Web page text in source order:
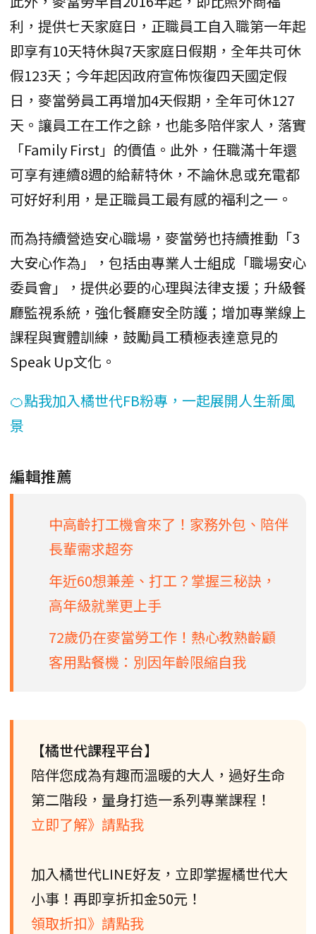
利，提供七天家庭日，正職員工自入職第一年起
即享有10天特休與7天家庭日假期，全年共可休
假123天；今年起因政府宣佈恢復四天國定假
日，麥當勞員工再增加4天假期，全年可休127
天。讓員工在工作之餘，也能多陪伴家人，落實
「Family First」的價值。此外，任職滿十年還
可享有連續8週的給薪特休，不論休息或充電都
可好好利用，是正職員工最有感的福利之一。
而為持續營造安心職場，麥當勞也持續推動「3
大安心作為」，包括由專業人士組成「職場安心
委員會」，提供必要的心理與法律支援；升級餐
廳監視系統，強化餐廳安全防護；增加專業線上
課程與實體訓練，鼓勵員工積極表達意見的
Speak Up文化。
🍊點我加入橘世代FB粉專，一起展開人生新風
景
編輯推薦
中高齡打工機會來了！家務外包、陪伴
長輩需求超夯
年近60想兼差、打工？掌握三秘訣，
高年級就業更上手
72歲仍在麥當勞工作！熱心教熟齡顧
客用點餐機：別因年齡限縮自我
【橘世代課程平台】
陪伴您成為有趣而溫暖的大人，過好生命
第二階段，量身打造一系列專業課程！
立即了解》請點我
加入橘世代LINE好友，立即掌握橘世代大
小事！再即享折扣金50元！
領取折扣》請點我